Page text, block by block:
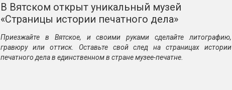
В Вятском открыт уникальный музей
«Страницы истории печатного дела»
Приезжайте в Вятское, и своими руками сделайте литографию,
гравюру или оттиск. Оставьте свой след на страницах истории
печатного дела в единственном в стране музее-печатне.